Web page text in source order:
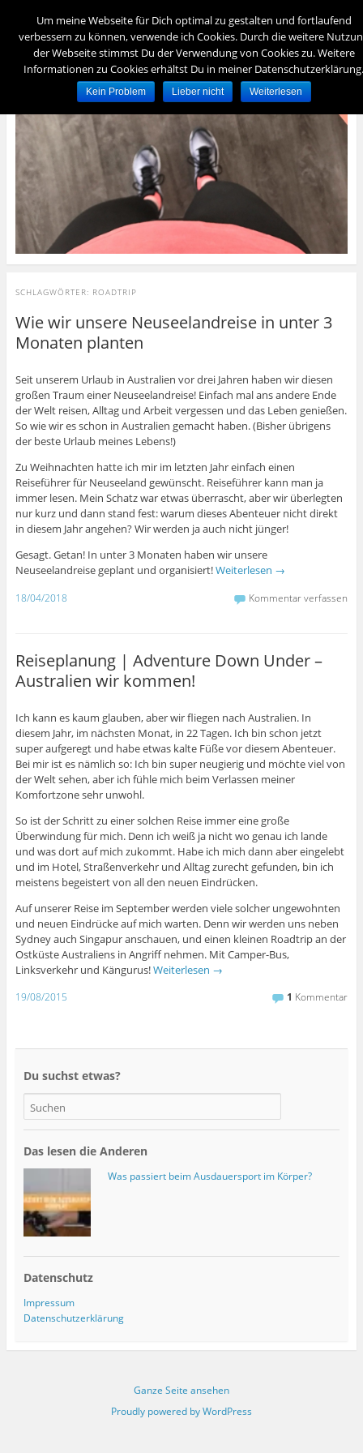
Menü
foreverydayfit
– für immer und jeden Tag fit –
SCHLAGWÖRTER: ROADTRIP
Wie wir unsere Neuseelandreise in unter 3
Monaten planten
Seit unserem Urlaub in Australien vor drei Jahren haben wir diesen
großen Traum einer Neuseelandreise! Einfach mal ans andere Ende
der Welt reisen, Alltag und Arbeit vergessen und das Leben genießen.
So wie wir es schon in Australien gemacht haben. (Bisher übrigens
der beste Urlaub meines Lebens!)
Zu Weihnachten hatte ich mir im letzten Jahr einfach einen
Reiseführer für Neuseeland gewünscht. Reiseführer kann man ja
immer lesen. Mein Schatz war etwas überrascht, aber wir überlegten
nur kurz und dann stand fest: warum dieses Abenteuer nicht direkt
in diesem Jahr angehen? Wir werden ja auch nicht jünger!
Gesagt. Getan! In unter 3 Monaten haben wir unsere
Neuseelandreise geplant und organisiert!Weiterlesen →
18/04/2018 Kommentar verfassen
Reiseplanung | Adventure Down Under –
Australien wir kommen!
Ich kann es kaum glauben, aber wir fliegen nach Australien. In
diesem Jahr, im nächsten Monat, in 22 Tagen. Ich bin schon jetzt
super aufgeregt und habe etwas kalte Füße vor diesem Abenteuer.
Bei mir ist es nämlich so: Ich bin super neugierig und möchte viel von
der Welt sehen, aber ich fühle mich beim Verlassen meiner
Komfortzone sehr unwohl.
So ist der Schritt zu einer solchen Reise immer eine große
Überwindung für mich. Denn ich weiß ja nicht wo genau ich lande
und was dort auf mich zukommt. Habe ich mich dann aber eingelebt
und im Hotel, Straßenverkehr und Alltag zurecht gefunden, bin ich
meistens begeistert von all den neuen Eindrücken.
Auf unserer Reise im September werden viele solcher ungewohnten
und neuen Eindrücke auf mich warten. Denn wir werden uns neben
Sydney auch Singapur anschauen, und einen kleinen Roadtrip an der
Ostküste Australiens in Angriff nehmen. Mit Camper-Bus,
Linksverkehr und Kängurus!Weiterlesen →
19/08/2015 1 Kommentar
Du suchst etwas?
Das lesen die Anderen
Was passiert beim Ausdauersport im Körper?
Datenschutz
Impressum
Datenschutzerklärung
Ganze Seite ansehen
Proudly powered by WordPress
Um meine Webseite für Dich optimal zu gestalten und fortlaufend
verbessern zu können, verwende ich Cookies. Durch die weitere
der Webseite stimmst Du der Verwendung von Cookies zu. Weitere
Informationen zu Cookies erhältst Du in meiner Datenschutzerklärung.
Kein Problem Lieber nicht Weiterlesen